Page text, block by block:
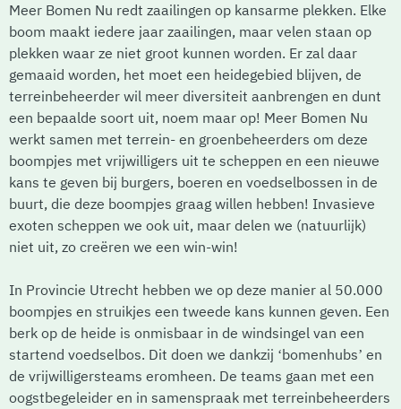
Meer Bomen Nu redt zaailingen op kansarme plekken. Elke
boom maakt iedere jaar zaailingen, maar velen staan op
plekken waar ze niet groot kunnen worden. Er zal daar
gemaaid worden, het moet een heidegebied blijven, de
terreinbeheerder wil meer diversiteit aanbrengen en dunt
een bepaalde soort uit, noem maar op! Meer Bomen Nu
werkt samen met terrein- en groenbeheerders om deze
boompjes met vrijwilligers uit te scheppen en een nieuwe
kans te geven bij burgers, boeren en voedselbossen in de
buurt, die deze boompjes graag willen hebben! Invasieve
exoten scheppen we ook uit, maar delen we (natuurlijk)
niet uit, zo creëren we een win-win!
In Provincie Utrecht hebben we op deze manier al 50.000
boompjes en struikjes een tweede kans kunnen geven. Een
berk op de heide is onmisbaar in de windsingel van een
startend voedselbos. Dit doen we dankzij ‘bomenhubs’ en
de vrijwilligersteams eromheen. De teams gaan met een
oogstbegeleider en in samenspraak met terreinbeheerders